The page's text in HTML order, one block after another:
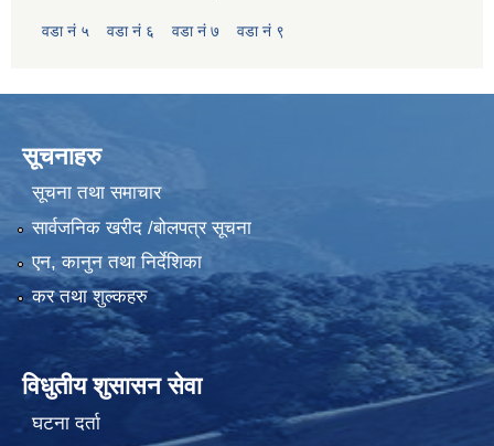
वडा नं ५ वडा नं ६ वडा नं ७ वडा नं ९
सूचनाहरु
सूचना तथा समाचार
सार्वजनिक खरीद /बोलपत्र सूचना
एन, कानुन तथा निर्देशिका
कर तथा शुल्कहरु
विधुतीय शुसासन सेवा
घटना दर्ता